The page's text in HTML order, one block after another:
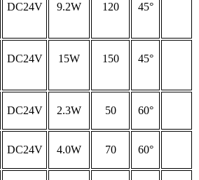
DC24V 9.2W 120 45°
DC24V 15W 150 45°
DC24V 2.3W 50 60°
DC24V 4.0W 70 60°